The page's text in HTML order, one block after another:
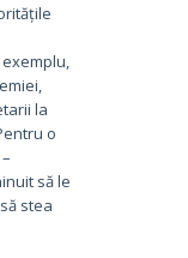
la
o
să le
stea